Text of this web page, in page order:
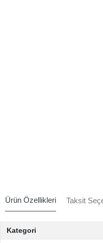
Ürün Özellikleri Taksit
Kategori